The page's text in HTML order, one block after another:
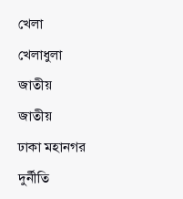
খেলা
খেলাধুলা
জাতীয়
জাতীয়
ঢাকা মহানগর
দুর্নীতি